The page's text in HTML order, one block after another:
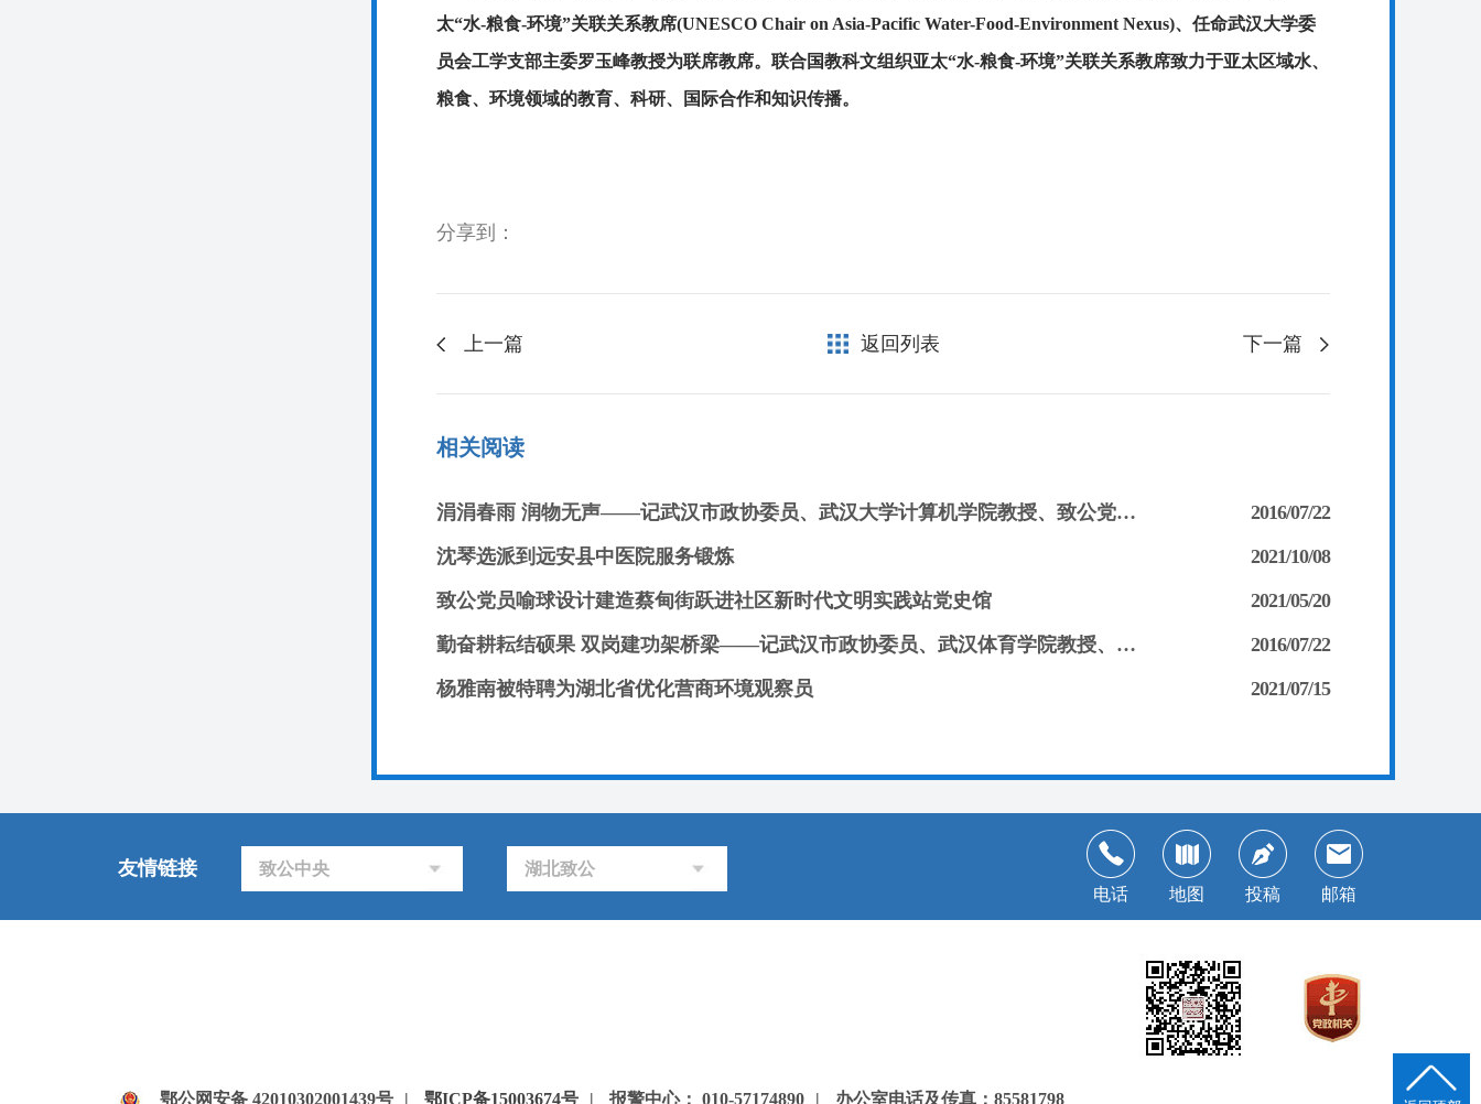
太“水-粮食-环境”关联关系教席(UNESCO Chair on Asia-Pacific Water-Food-Environment Nexus)、任命武汉大学委
员会工学支部主委罗玉峰教授为联席教席。联合国教科文组织亚太“水-粮食-环境”关联关系教席致力于亚太区域水、
粮食、环境领域的教育、科研、国际合作和知识传播。
分享到：
上一篇 返回列表 下一篇
相关阅读
涓涓春雨 润物无声——记武汉市政协委员、武汉大学计算机学院教授、致公党市委常委刘娟
2016/07/22
沈琴选派到远安县中医院服务锻炼
2021/10/08
致公党员喻球设计建造蔡甸街跃进社区新时代文明实践站党史馆
2021/05/20
勤奋耕耘结硕果 双岗建功架桥梁——记武汉市政协委员、武汉体育学院教授、致公党党员程序
2016/07/22
杨雅南被特聘为湖北省优化营商环境观察员
2021/07/15
友情链接 致公中央
湖北致公
电话
地图 投稿 邮箱
鄂公网安备 42010302001439号 | 鄂ICP备15003674号 | 报警中心： 010-57174890 | 办公室电话及传真：85581798